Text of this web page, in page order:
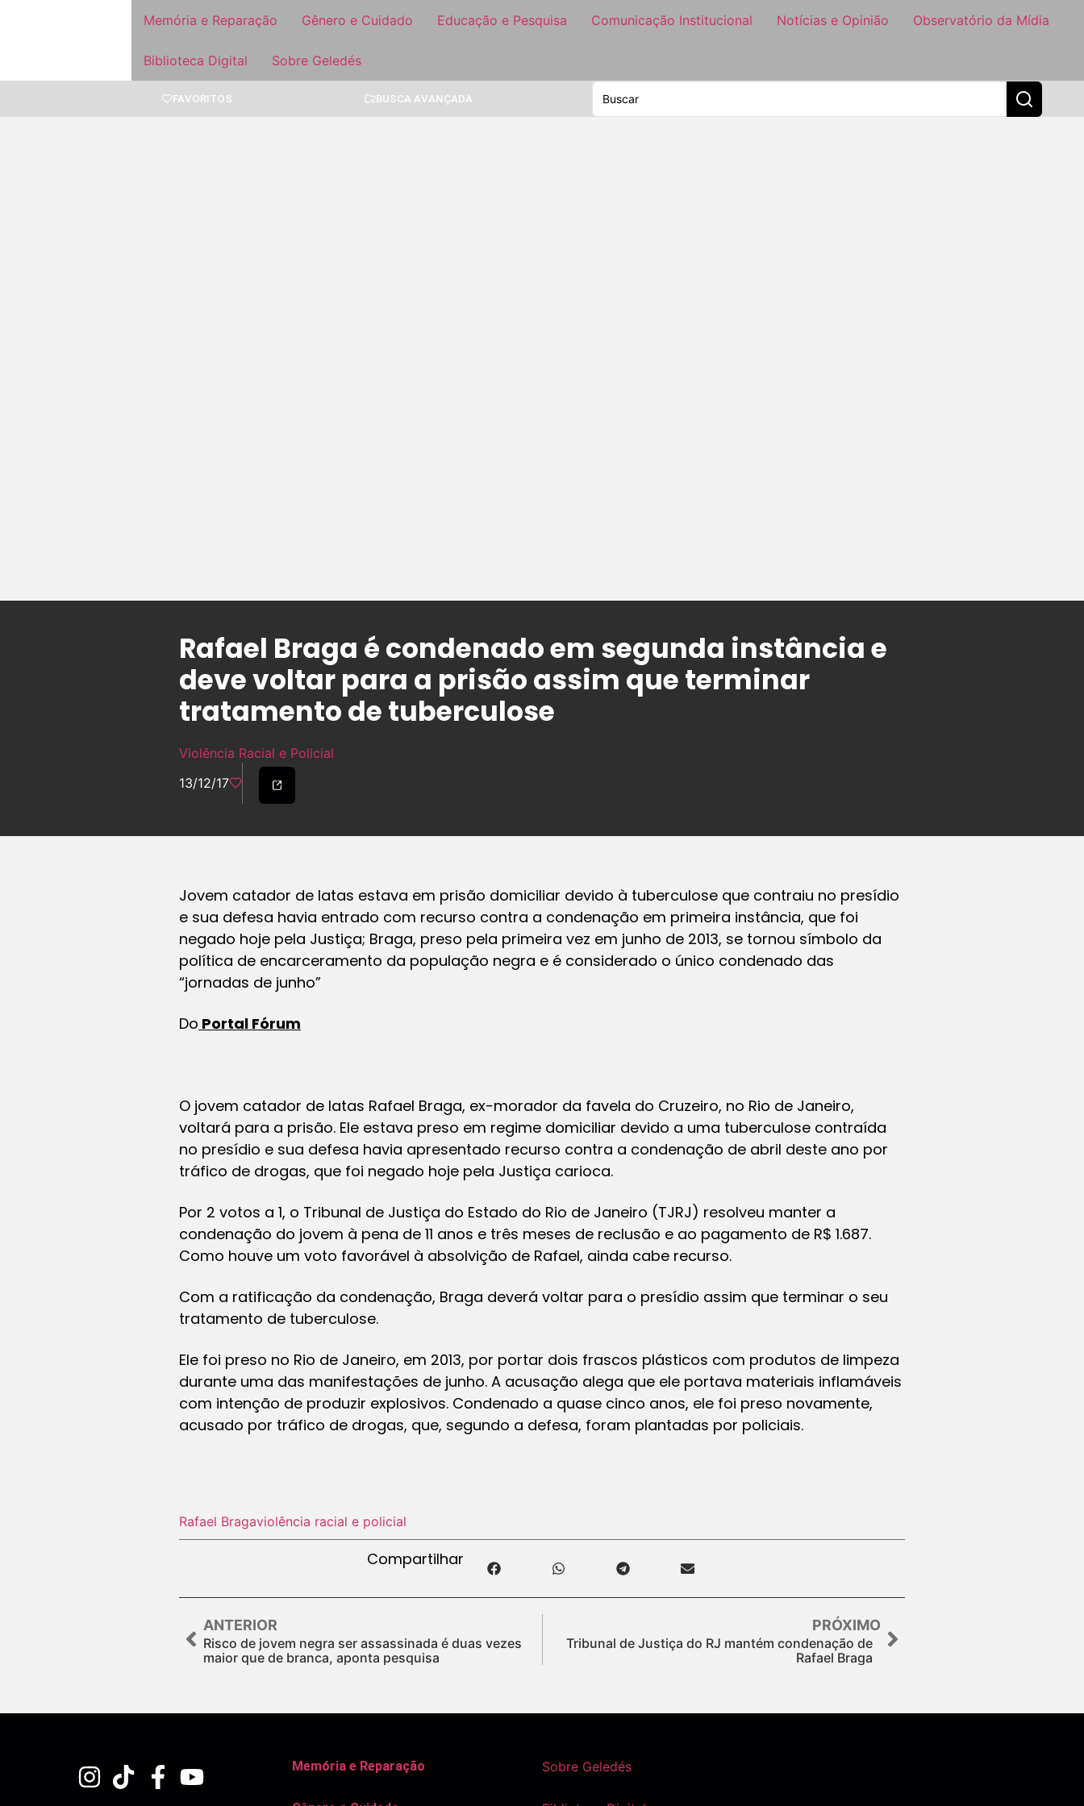
Memória e Reparação Gênero e Cuidado Educação e Pesquisa Comunicação Institucional Notícias e Opinião Observatório da Mídia
Biblioteca Digital Sobre Geledés
FAVORITOS BUSCA AVANÇADA
Rafael Braga é condenado em segunda instância e
deve voltar para a prisão assim que terminar
tratamento de tuberculose
Violência Racial e Policial
13/12/17
Jovem catador de latas estava em prisão domiciliar devido à tuberculose que contraiu no presídio
e sua defesa havia entrado com recurso contra a condenação em primeira instância, que foi
negado hoje pela Justiça; Braga, preso pela primeira vez em junho de 2013, se tornou símbolo da
política de encarceramento da população negra e é considerado o único condenado das
“jornadas de junho”
Do Portal Fórum
O jovem catador de latas Rafael Braga, ex-morador da favela do Cruzeiro, no Rio de Janeiro,
voltará para a prisão. Ele estava preso em regime domiciliar devido a uma tuberculose contraída
no presídio e sua defesa havia apresentado recurso contra a condenação de abril deste ano por
tráfico de drogas, que foi negado hoje pela Justiça carioca.
Por 2 votos a 1, o Tribunal de Justiça do Estado do Rio de Janeiro (TJRJ) resolveu manter a
condenação do jovem à pena de 11 anos e três meses de reclusão e ao pagamento de R$ 1.687.
Como houve um voto favorável à absolvição de Rafael, ainda cabe recurso.
Com a ratificação da condenação, Braga deverá voltar para o presídio assim que terminar o seu
tratamento de tuberculose.
Ele foi preso no Rio de Janeiro, em 2013, por portar dois frascos plásticos com produtos de limpeza
durante uma das manifestações de junho. A acusação alega que ele portava materiais inflamáveis
com intenção de produzir explosivos. Condenado a quase cinco anos, ele foi preso novamente,
acusado por tráfico de drogas, que, segundo a defesa, foram plantadas por policiais.
Rafael Bragaviolência racial e policial
Compartilhar
ANTERIOR
Risco de jovem negra ser assassinada é duas vezes
maior que de branca, aponta pesquisa
PRÓXIMO
Tribunal de Justiça do RJ mantém condenação de
Rafael Braga
Memória e Reparação Sobre Geledés